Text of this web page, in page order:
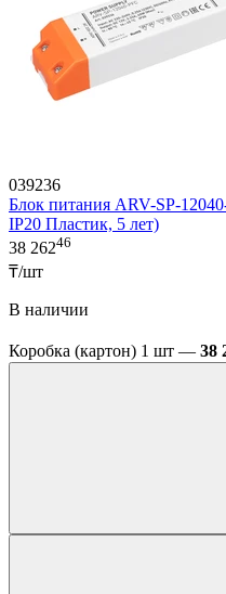
039236
Блок питания ARV-SP-
IP20 Пластик, 5 лет)
38 26246
₸/шт
В наличии
Коробка (картон) 1 шт — 38